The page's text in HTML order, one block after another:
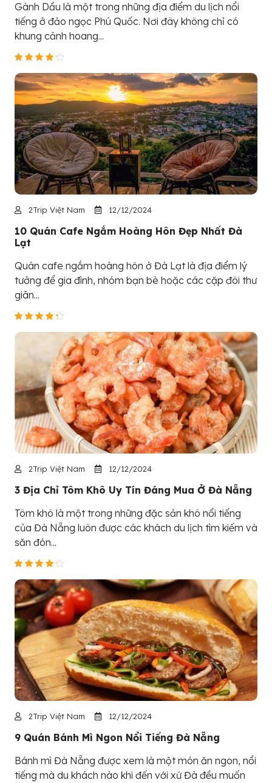
Gành Dầu là một trong những địa điểm du lịch nổi
tiếng ở đảo ngọc Phú Quốc. Nơi đây không chỉ có
khung cảnh hoang...
2Trip Việt Nam 12/12/2024
10 Quán Cafe Ngắm Hoàng Hôn Đẹp Nhất Đà
Lạt
Quán cafe ngắm hoàng hôn ở Đà Lạt là địa điểm lý
tưởng để gia đình, nhóm bạn bè hoặc các cặp đôi thư
giãn...
2Trip Việt Nam 12/12/2024
3 Địa Chỉ Tôm Khô Uy Tín Đáng Mua Ở Đà Nẵng
Tôm khô là một trong những đặc sản khô nổi tiếng
của Đà Nẵng luôn được các khách du lịch tìm kiếm và
săn đón...
2Trip Việt Nam 12/12/2024
9 Quán Bánh Mì Ngon Nổi Tiếng Đà Nẵng
Bánh mì Đà Nẵng được xem là một món ăn ngon, nổi
tiếng mà du khách nào khi đến với xứ Đà đều muốn